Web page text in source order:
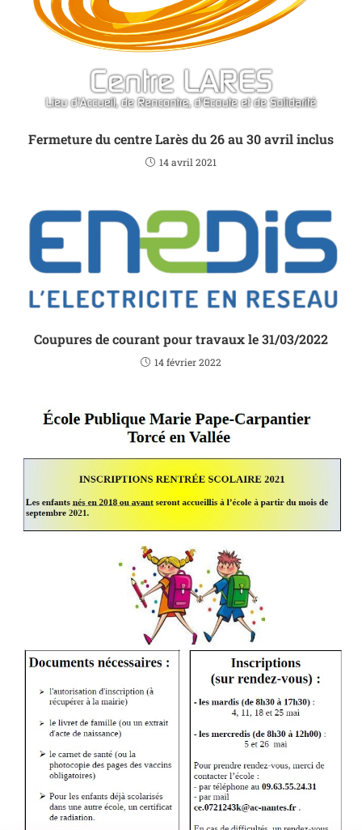
Fermeture du centre Larès du 26 au 30 avril inclus
14 avril 2021
Coupures de courant pour travaux le 31/03/2022
14 février 2022